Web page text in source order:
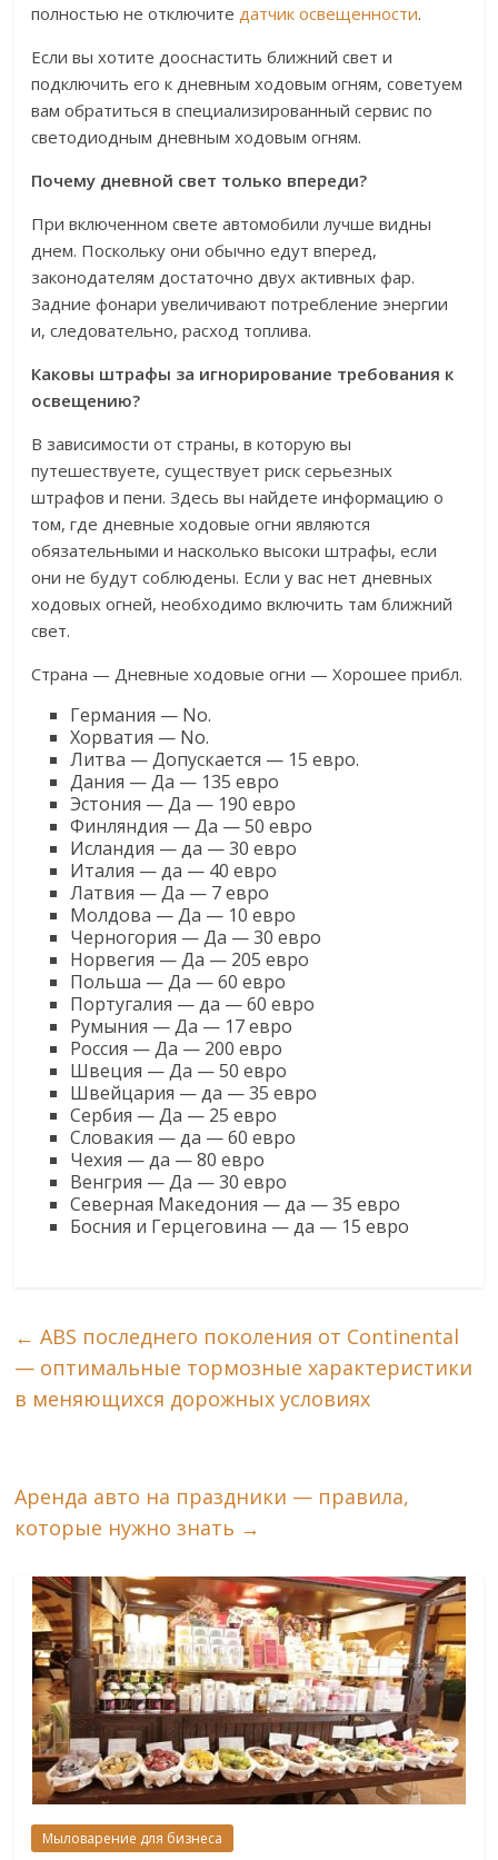
полностью не отключитедатчик освещенности.
Если вы хотите дооснастить ближний свет и
подключить его к дневным ходовым огням, советуем
вам обратиться в специализированный сервис по
светодиодным дневным ходовым огням.
Почему дневной свет только впереди?
При включенном свете автомобили лучше видны
днем. Поскольку они обычно едут вперед,
законодателям достаточно двух активных фар.
Задние фонари увеличивают потребление энергии
и, следовательно, расход топлива.
Каковы штрафы за игнорирование требования к
освещению?
В зависимости от страны, в которую вы
путешествуете, существует риск серьезных
штрафов и пени. Здесь вы найдете информацию о
том, где дневные ходовые огни являются
обязательными и насколько высоки штрафы, если
они не будут соблюдены. Если у вас нет дневных
ходовых огней, необходимо включить там ближний
свет.
Страна — Дневные ходовые огни — Хорошее прибл.
Германия — No.
Хорватия — No.
Литва — Допускается — 15 евро.
Дания — Да — 135 евро
Эстония — Да — 190 евро
Финляндия — Да — 50 евро
Исландия — да — 30 евро
Италия — да — 40 евро
Латвия — Да — 7 евро
Молдова — Да — 10 евро
Черногория — Да — 30 евро
Норвегия — Да — 205 евро
Польша — Да — 60 евро
Португалия — да — 60 евро
Румыния — Да — 17 евро
Россия — Да — 200 евро
Швеция — Да — 50 евро
Швейцария — да — 35 евро
Сербия — Да — 25 евро
Словакия — да — 60 евро
Чехия — да — 80 евро
Венгрия — Да — 30 евро
Северная Македония — да — 35 евро
Босния и Герцеговина — да — 15 евро
← ABS последнего поколения от Continental
— оптимальные тормозные характеристики
в меняющихся дорожных условиях
Аренда авто на праздники — правила,
которые нужно знать →
Мыловарение для бизнеса